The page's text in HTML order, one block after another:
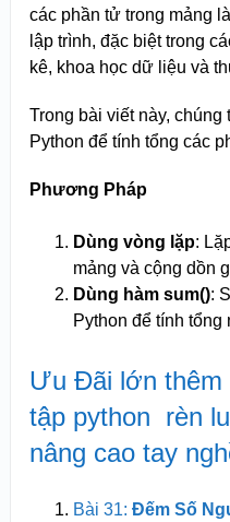
các phần tử trong mảng
lập trình, đặc biệt trong
kê, khoa học dữ liệu và
Trong bài viết này,
Python để tính tổng các
Phương Pháp
Dùng vòng lặp:
mảng và cộng dồn
Dùng hàm sum():
Python để tính tổng
Ưu Đãi lớn thêm
tập python rèn
nâng cao tay
Bài 31: Đếm Số